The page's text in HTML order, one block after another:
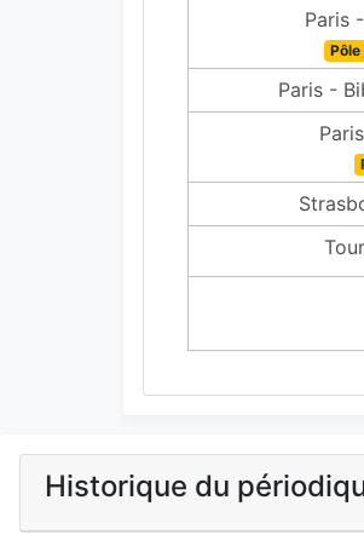
Paris
Paris -
Historique du